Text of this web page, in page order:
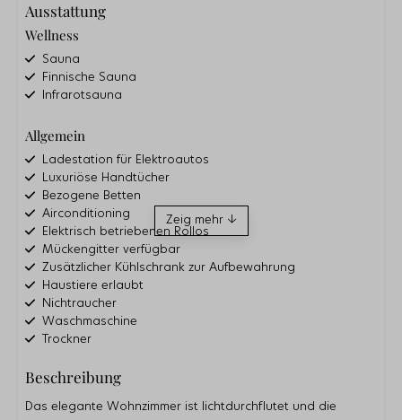
Ausstattung
Wellness
Sauna
Finnische Sauna
Infrarotsauna
Allgemein
Ladestation für Elektroautos
Luxuriöse Handtücher
Bezogene Betten
Airconditioning
Elektrisch betriebenen Rollos
Mückengitter verfügbar
Zusätzlicher Kühlschrank zur Aufbewahrung
Haustiere erlaubt
Nichtraucher
Waschmaschine
Trockner
W-LAN (kostenlos)
Zeig mehr ↓
Beschreibung
Das elegante Wohnzimmer ist lichtdurchflutet und die